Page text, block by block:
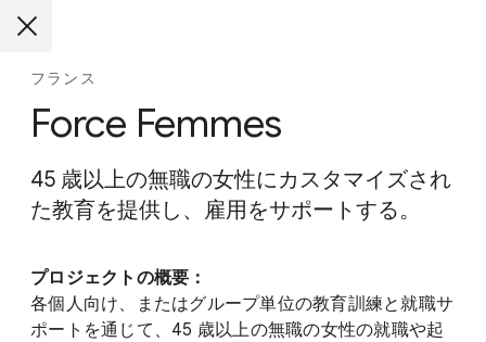
フランス
Force Femmes
45 歳以上の無職の女性にカスタマイズされ
た教育を提供し、雇用をサポートする。
プロジェクトの概要：
各個人向け、またはグループ単位の教育訓練と就職サ
ポートを通じて、45 歳以上の無職の女性の就職や起